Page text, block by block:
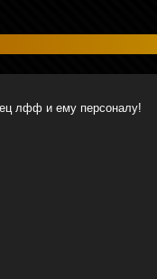
лфф и ему персоналу!